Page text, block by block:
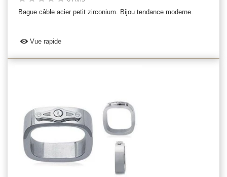
Bague câble acier petit zirconium. Bijou tendance moderne.
Vue rapide